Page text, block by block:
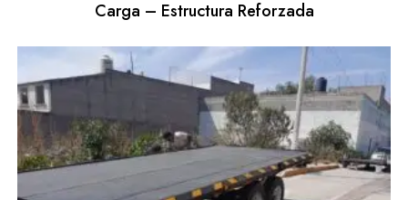
Carga – Estructura Reforzada